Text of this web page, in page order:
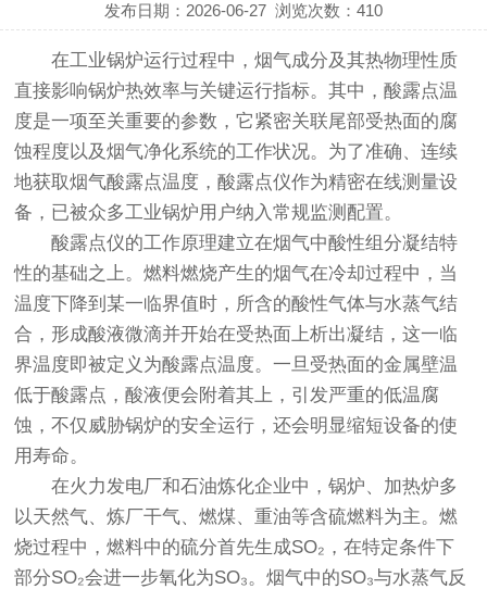
发布日期：2026-06-27 浏览次数：410
在工业锅炉运行过程中，烟气成分及其热物理性质
直接影响锅炉热效率与关键运行指标。其中，酸露点温
度是一项至关重要的参数，它紧密关联尾部受热面的腐
蚀程度以及烟气净化系统的工作状况。为了准确、连续
地获取烟气酸露点温度，酸露点仪作为精密在线测量设
备，已被众多工业锅炉用户纳入常规监测配置。
酸露点仪的工作原理建立在烟气中酸性组分凝结特
性的基础之上。燃料燃烧产生的烟气在冷却过程中，当
温度下降到某一临界值时，所含的酸性气体与水蒸气结
合，形成酸液微滴并开始在受热面上析出凝结，这一临
界温度即被定义为酸露点温度。一旦受热面的金属壁温
低于酸露点，酸液便会附着其上，引发严重的低温腐
蚀，不仅威胁锅炉的安全运行，还会明显缩短设备的使
用寿命。
在火力发电厂和石油炼化企业中，锅炉、加热炉多
以天然气、炼厂干气、燃煤、重油等含硫燃料为主。燃
烧过程中，燃料中的硫分首先生成SO₂，在特定条件下
部分SO₂会进一步氧化为SO₃。烟气中的SO₃与水蒸气反